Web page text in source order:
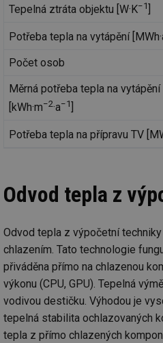
Tepelná ztráta objektu [W·K−1
Potřeba tepla na vytápění
Počet osob
Měrná potřeba tepla na vytápění
[kWh·m−2·a−1
Potřeba tepla na přípravu TV
Odvod tepla z
Odvod tepla z výpočetní
chlazením. Tato technologie
přiváděna přímo na chlazenou
výkonu (CPU, GPU). Tepelná
vodivou destičku. Výhodou je
tepelná stabilita ochlazovaných
tepla z přímo chlazených